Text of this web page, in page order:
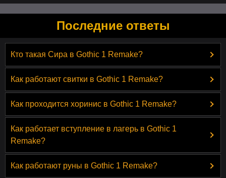
Последние ответы
Кто такая Сира в Gothic 1 Remake?
Как работают свитки в Gothic 1 Remake?
Как проходится хоринис в Gothic 1 Remake?
Как работает вступление в лагерь в Gothic 1
Remake?
Как работают руны в Gothic 1 Remake?